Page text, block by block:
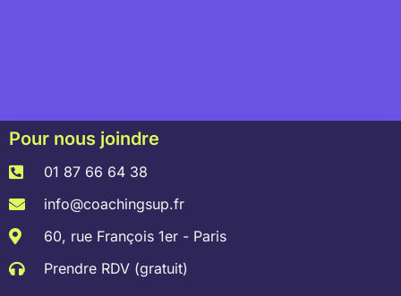
Pour nous joindre
01 87 66 64 38
info@coachingsup.fr
60, rue François 1er - Paris
Prendre RDV (gratuit)